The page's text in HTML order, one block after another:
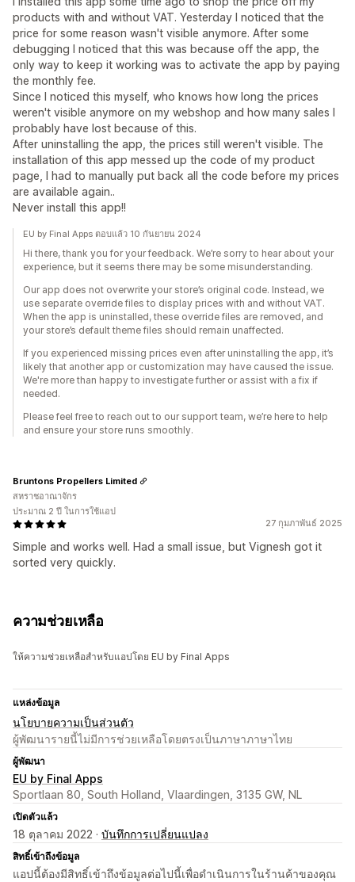
products with and without VAT. Yesterday I noticed that the
price for some reason wasn't visible anymore. After some
debugging I noticed that this was because off the app, the
only way to keep it working was to activate the app by paying
the monthly fee.
Since I noticed this myself, who knows how long the prices
weren't visible anymore on my webshop and how many sales I
probably have lost because of this.
After uninstalling the app, the prices still weren't visible. The
installation of this app messed up the code of my product
page, I had to manually put back all the code before my prices
are available again..
Never install this app!!
EU by Final Apps ตอบแล้ว 10 กันยายน 2024
Hi there, thank you for your feedback. We’re sorry to hear about your
experience, but it seems there may be some misunderstanding.
Our app does not overwrite your store’s original code. Instead, we
use separate override files to display prices with and without VAT.
When the app is uninstalled, these override files are removed, and
your store’s default theme files should remain unaffected.
If you experienced missing prices even after uninstalling the app, it’s
likely that another app or customization may have caused the issue.
We're more than happy to investigate further or assist with a fix if
needed.
Please feel free to reach out to our support team, we’re here to help
and ensure your store runs smoothly.
27 กุมภาพันธ์ 2025
Simple and works well. Had a small issue, but Vignesh got it
sorted very quickly.
Bruntons Propellers Limited
สหราชอาณาจักร
ประมาณ 2 ปี ในการใช้แอป
ความช่วยเหลือ
ให้ความช่วยเหลือสำหรับแอปโดย EU by Final Apps
แหล่งข้อมูล
นโยบายความเป็นส่วนตัว
ผู้พัฒนารายนี้ไม่มีการช่วยเหลือโดยตรงเป็นภาษาภาษาไทย
ผู้พัฒนา
EU by Final Apps
Sportlaan 80, South Holland, Vlaardingen, 3135 GW, NL
เปิดตัวแล้ว
18 ตุลาคม 2022 · บันทึกการเปลี่ยนแปลง
สิทธิ์เข้าถึงข้อมูล
แอปนี้ต้องมีสิทธิ์เข้าถึงข้อมูลต่อไปนี้เพื่อดำเนินการในร้านค้าของคุณ